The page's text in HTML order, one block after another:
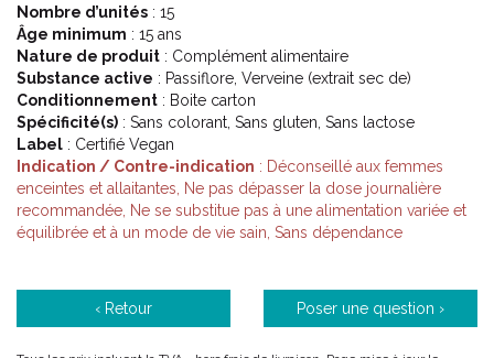
Nombre d’unités : 15
Âge minimum : 15 ans
Nature de produit : Complément alimentaire
Substance active : Passiflore, Verveine (extrait sec de)
Conditionnement : Boite carton
Spécificité(s) : Sans colorant, Sans gluten, Sans lactose
Label : Certifié Vegan
Indication / Contre-indication : Déconseillé aux femmes
enceintes et allaitantes, Ne pas dépasser la dose journalière
recommandée, Ne se substitue pas à une alimentation variée et
équilibrée et à un mode de vie sain, Sans dépendance
‹ Retour Poser une question ›